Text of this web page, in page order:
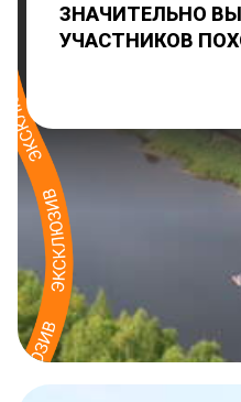
ЗНАЧИТЕЛЬНО
УЧАСТНИКОВ